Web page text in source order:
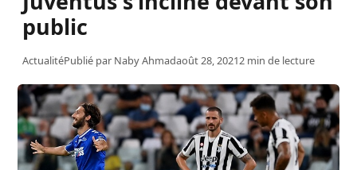
public
ActualitéPublié par Naby Ahmadaoût 28, 20212 min de lecture